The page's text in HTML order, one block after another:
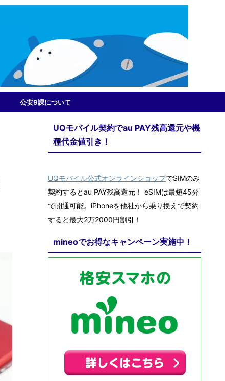
公安9課について
UQモバイル契約でau PAY残高還元や機
種代金値引き！
UQモバイル公式オンラインショップでSIMのみ
契約するとau PAY残高還元！ eSIMは最短45分
で開通可能。iPhoneを他社から乗り換えで契約
すると最大2万2000円割引！
mineoでお得なキャンペーン実施中！